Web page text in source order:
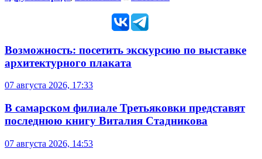
Возможность: посетить экскурсию по выставке
архитектурного плаката
07 августа 2026, 17:33
В самарском филиале Третьяковки представят
последнюю книгу Виталия Стадникова
07 августа 2026, 14:53